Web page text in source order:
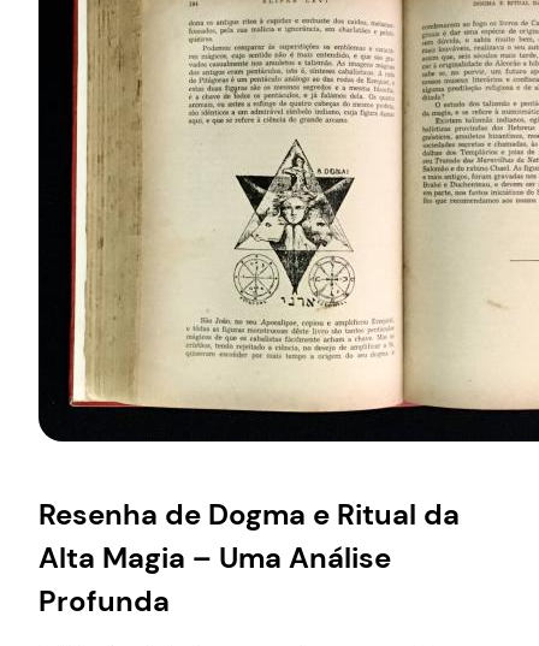
Resenha de Dogma e Ritual da
Alta Magia – Uma Análise
Profunda